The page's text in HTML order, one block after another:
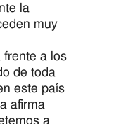
la
muy
frente a los
de toda
este país
afirma
a